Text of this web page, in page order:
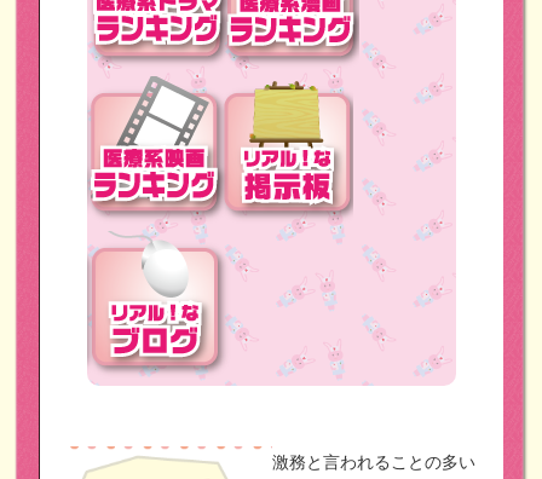
激務と言われることの多い